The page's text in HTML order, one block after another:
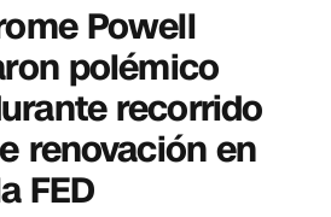
Powell
polémico
recorrido
renovación en
FED